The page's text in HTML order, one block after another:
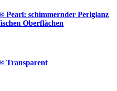
Pearl: schimmernder Perlglanz
Oberflächen
Transparent